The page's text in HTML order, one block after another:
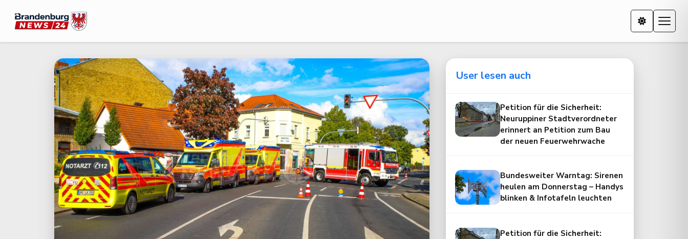
User lesen auch
Petition für die Sicherheit:
Neuruppiner Stadtverordneter
erinnert an Petition zum Bau
der neuen Feuerwehrwache
Bundesweiter Warntag: Sirenen
heulen am Donnerstag – Handys
blinken & Infotafeln leuchten
Petition für die Sicherheit: